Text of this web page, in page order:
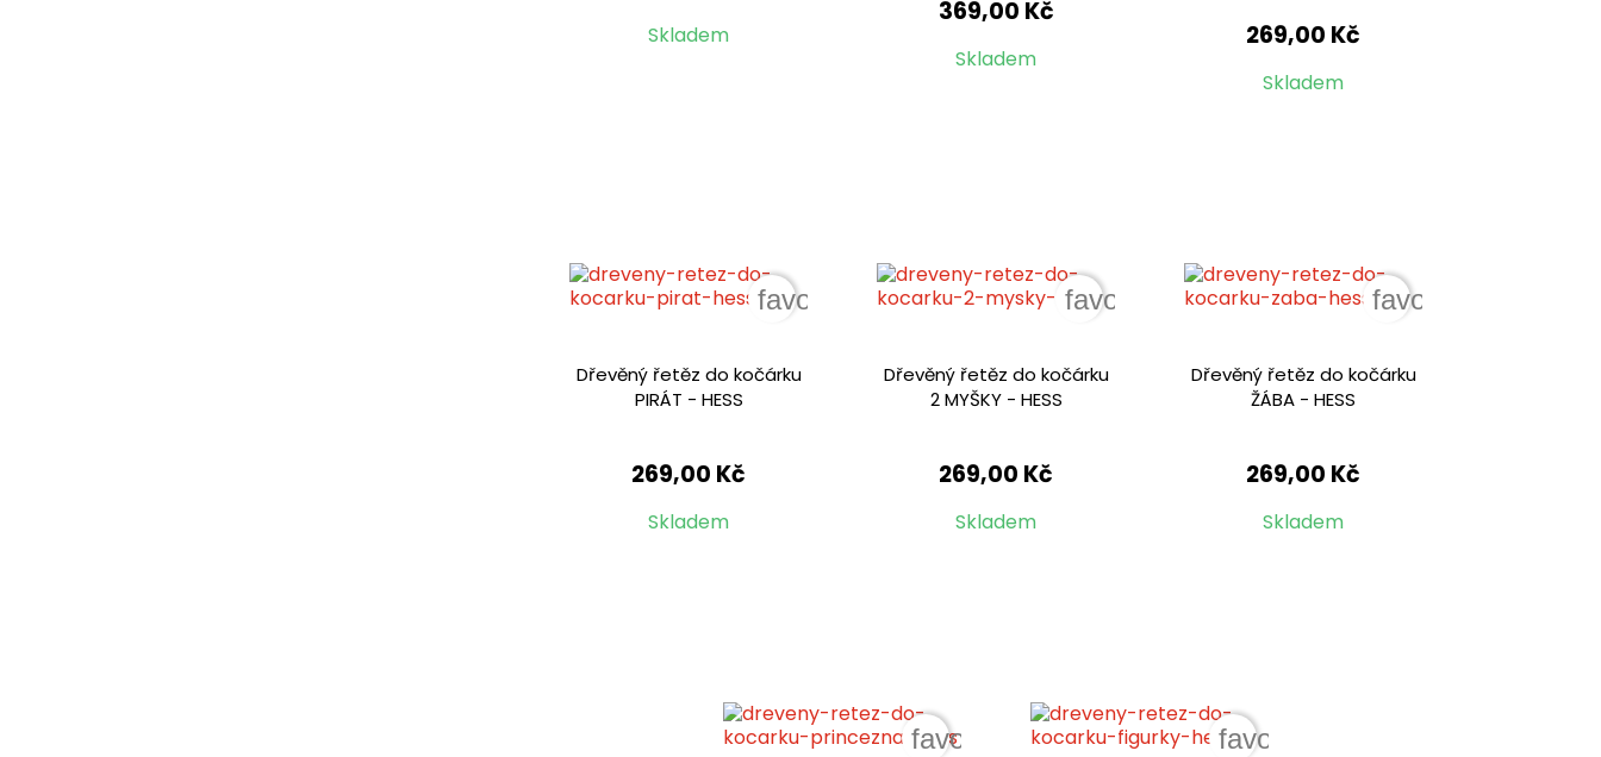
Skladem
369,00 Kč
Skladem
269,00 Kč
Skladem
Dřevěný řetěz do kočárku
PIRÁT - HESS
269,00 Kč
Skladem
favorite_border
Dřevěný řetěz do kočárku
2 MYŠKY - HESS
269,00 Kč
Skladem
favorite_border
Dřevěný řetěz do kočárku
ŽÁBA - HESS
269,00 Kč
Skladem
favorite_border
favorite_border favorite_border